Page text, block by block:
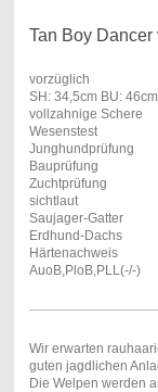
Tan Boy Dancer
vorzüglich
SH: 34,5cm BU: 46cm
vollzahnige Schere
Wesenstest
Junghundprüfung
Bauprüfung
Zuchtprüfung
sichtlaut
Saujager-Gatter
Erdhund-Dachs
Härtenachweis
AuoB,PloB,PLL(-/-)
Wir erwarten
guten jagdlichen
Die Welpen werden